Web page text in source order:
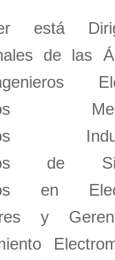
está
de las
de
en
y